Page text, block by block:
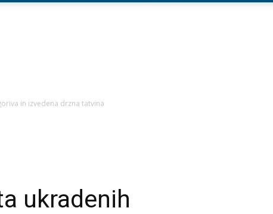
in izvedena drzna tatvina
ukradenih